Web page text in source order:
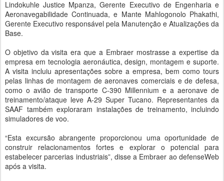
Lindokuhle Justice Mpanza, Gerente Executivo de Engenharia e
Aeronavegabilidade Continuada, e Mante Mahlogonolo Phakathi,
Gerente Executivo responsável pela Manutenção e Atualizações da
Base.
O objetivo da visita era que a Embraer mostrasse a expertise da
empresa em tecnologia aeronáutica, design, montagem e suporte.
A visita incluiu apresentações sobre a empresa, bem como tours
pelas linhas de montagem de aeronaves comerciais e de defesa,
como o avião de transporte C-390 Millennium e a aeronave de
treinamento/ataque leve A-29 Super Tucano. Representantes da
SAAF também exploraram instalações de treinamento, incluindo
simuladores de voo.
“Esta excursão abrangente proporcionou uma oportunidade de
construir relacionamentos fortes e explorar o potencial para
estabelecer parcerias industriais”, disse a Embraer ao defenseWeb
após a visita.